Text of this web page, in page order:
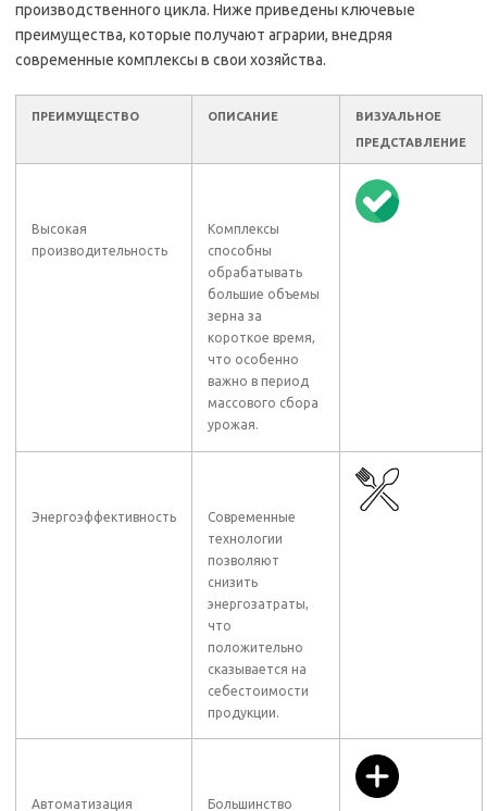
производственного цикла. Ниже приведены ключевые
преимущества, которые получают аграрии, внедряя
современные комплексы в свои хозяйства.
ПРЕИМУЩЕСТВО ОПИСАНИЕ
ВИЗУАЛЬНОЕ
ПРЕДСТАВЛЕНИЕ
Высокая
производительность
Комплексы
способны
обрабатывать
большие объемы
зерна за
короткое время,
что особенно
важно в период
массового сбора
урожая.
Энергоэффективность
Современные
технологии
позволяют
снизить
энергозатраты,
что
положительно
сказывается на
себестоимости
продукции.
Автоматизация Большинство